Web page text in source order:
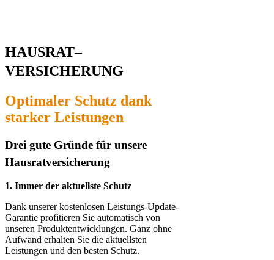
HAUSRAT–
VERSICHERUNG
Optimaler Schutz dank
starker Leistungen
Drei gute Gründe für unsere
Hausrat­ver­si­che­rung
1. Immer der aktuellste Schutz
Dank unserer kostenlosen Leistungs-Update-
Garantie profitieren Sie automatisch von
unseren Produktentwicklungen. Ganz ohne
Aufwand erhalten Sie die aktuellsten
Leistungen und den besten Schutz.